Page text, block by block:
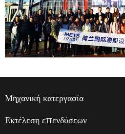
Μηχανική κατεργασία
Εκτέλεση επενδύσεων